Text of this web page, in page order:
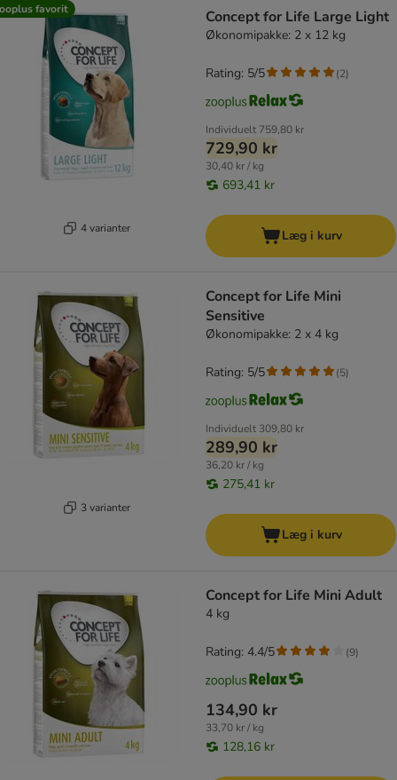
favorit
4 varianter
Concept for Life Large Light
Økonomipakke: 2 x 12 kg
Individuelt 759,80 kr
729,90 kr
30,40 kr / kg
693,41 kr
Rating: 5/5 (2)
Læg i kurv
3 varianter
Concept for Life Mini
Sensitive
Økonomipakke: 2 x 4 kg
Individuelt 309,80 kr
289,90 kr
36,20 kr / kg
275,41 kr
Rating: 5/5 (5)
Læg i kurv
Concept for Life Mini Adult
4 kg
134,90 kr
33,70 kr / kg
128,16 kr
Rating: 4.4/5 (9)